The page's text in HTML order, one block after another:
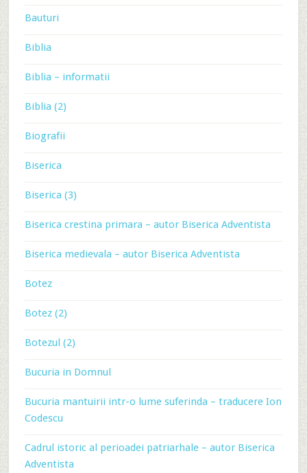
Bauturi
Biblia
Biblia – informatii
Biblia (2)
Biografii
Biserica
Biserica (3)
Biserica crestina primara – autor Biserica Adventista
Biserica medievala – autor Biserica Adventista
Botez
Botez (2)
Botezul (2)
Bucuria in Domnul
Bucuria mantuirii intr-o lume suferinda – traducere Ion
Codescu
Cadrul istoric al perioadei patriarhale – autor Biserica
Adventista